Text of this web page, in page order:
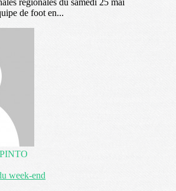
de foot en...